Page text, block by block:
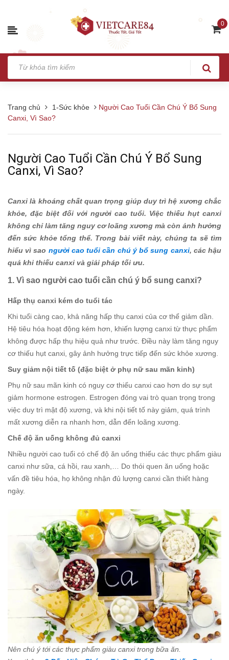
0
Trang chủ 1-Sức khỏe
Người Cao Tuổi Cần Chú Ý Bổ Sung
Canxi, Vì Sao?
Người Cao Tuổi Cần Chú Ý Bổ Sung
Canxi, Vì Sao?
Canxi là khoáng chất quan trọng giúp duy trì hệ xương chắc
khỏe, đặc biệt đối với người cao tuổi. Việc thiếu hụt canxi
không chỉ làm tăng nguy cơ loãng xương mà còn ảnh hưởng
đến sức khỏe tổng thể. Trong bài viết này, chúng ta sẽ tìm
hiểu vì sao người cao tuổi cần chú ý bổ sung canxi, các hậu
quả khi thiếu canxi và giải pháp tối ưu.
1. Vì sao người cao tuổi cần chú ý bổ sung canxi?
Hấp thụ canxi kém do tuổi tác
Khi tuổi càng cao, khả năng hấp thụ canxi của cơ thể giảm dần.
Hệ tiêu hóa hoạt động kém hơn, khiến lượng canxi từ thực phẩm
không được hấp thụ hiệu quả như trước. Điều này làm tăng nguy
cơ thiếu hụt canxi, gây ảnh hưởng trực tiếp đến sức khỏe xương.
Suy giảm nội tiết tố (đặc biệt ở phụ nữ sau mãn kinh)
Phụ nữ sau mãn kinh có nguy cơ thiếu canxi cao hơn do sự sụt
giảm hormone estrogen. Estrogen đóng vai trò quan trọng trong
việc duy trì mật độ xương, và khi nội tiết tố này giảm, quá trình
mất xương diễn ra nhanh hơn, dẫn đến loãng xương.
Chế độ ăn uống không đủ canxi
Nhiều người cao tuổi có chế độ ăn uống thiếu các thực phẩm giàu
canxi như sữa, cá hồi, rau xanh,… Do thói quen ăn uống hoặc
vấn đề tiêu hóa, họ không nhận đủ lượng canxi cần thiết hàng
ngày.
Nên chú ý tới các thực phẩm giàu canxi trong bữa ăn.